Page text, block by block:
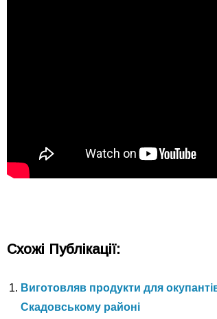
Схожі Публікації:
Виготовляв продукти для
Скадовському районі